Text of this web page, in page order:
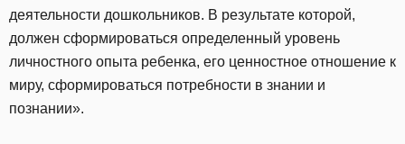
деятельности дошкольников. В результате которой,
должен сформироваться определенный уровень
личностного опыта ребенка, его ценностное отношение к
миру, сформироваться потребности в знании и
познании».